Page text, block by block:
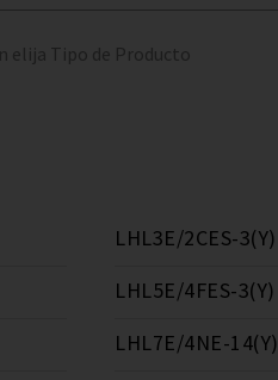
elija Tipo de Producto
LHL3E/2CES-3(Y)
LHL5E/4FES-3(Y)
LHL7E/4NE-14(Y)